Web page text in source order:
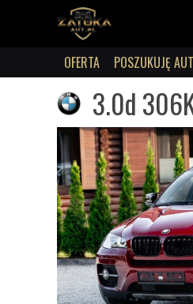
OFERTA POSZUKUJĘ
3.0d